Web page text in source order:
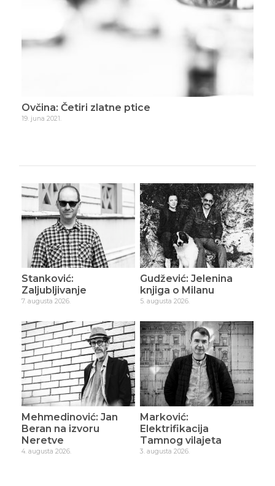
Ovčina: Četiri zlatne ptice
19. juna 2021.
Stanković:
Zaljubljivanje
7. augusta 2026.
Gudžević: Jelenina
knjiga o Milanu
5. augusta 2026.
Mehmedinović: Jan
Beran na izvoru
Neretve
4. augusta 2026.
Marković:
Elektrifikacija
Tamnog vilajeta
3. augusta 2026.